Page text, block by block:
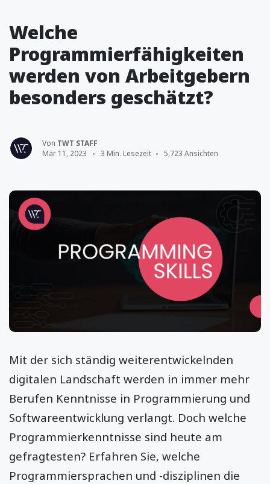
Welche
Programmierfähigkeiten
werden von Arbeitgebern
besonders geschätzt?
Von TWT STAFF
Mär 11, 2023
3 Min. Lesezeit 5,723 Ansichten
Mit der sich ständig weiterentwickelnden
digitalen Landschaft werden in immer mehr
Berufen Kenntnisse in Programmierung und
Softwareentwicklung verlangt. Doch welche
Programmierkenntnisse sind heute am
gefragtesten? Erfahren Sie, welche
Programmiersprachen und -disziplinen die